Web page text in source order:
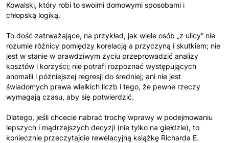
Kowalski, który robi to swoimi domowymi sposobami i
chłopską logiką.
To dość zatrważające, na przykład, jak wiele osób „z ulicy” nie
rozumie różnicy pomiędzy korelacją a przyczyną i skutkiem; nie
jest w stanie w prawdziwym życiu przeprowadzić analizy
kosztów i korzyści; nie potrafi rozpoznać występujących
anomalii i późniejszej regresji do średniej; ani nie jest
świadomych prawa wielkich liczb i tego, że pewne rzeczy
wymagają czasu, aby się potwierdzić.
Dlatego, jeśli chcecie nabrać trochę wprawy w podejmowaniu
lepszych i mądrzejszych decyzji (nie tylko na giełdzie), to
koniecznie przeczytajcie rewelacyjną książkę Richarda E.